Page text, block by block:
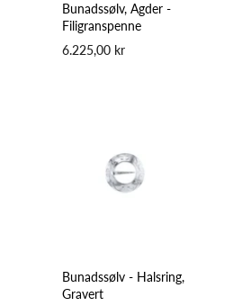
Bunadssølv, Agder -
Filigranspenne
6.225,00 kr
Bunadssølv - Halsring,
Gravert